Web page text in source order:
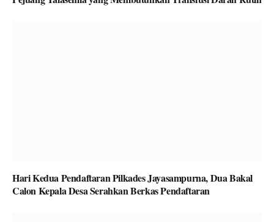
Hari Kedua Pendaftaran Pilkades Jayasampurna, Dua Bakal
Calon Kepala Desa Serahkan Berkas Pendaftaran